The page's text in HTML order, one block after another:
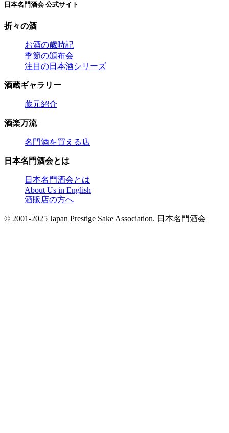
日本名門酒会 公式サイト
折々の酒
お酒の歳時記
季節の頒布会
注目の日本酒シリーズ
酒蔵ギャラリー
蔵元紹介
酒楽万流
名門酒を買える店
日本名門酒会とは
日本名門酒会とは
About Us in English
酒販店の方へ
© 2001-2025 Japan Prestige Sake Association. 日本名門酒会